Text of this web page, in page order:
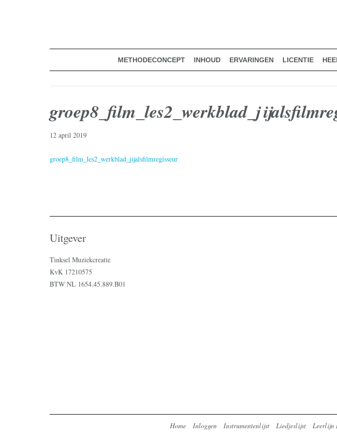
METHODECONCEPT INHOUD ERVARINGEN LICENTIE
12 april 2019
groep8_film_les2_werkblad_jijalsfilmregisseur
Uitgever
Tinksel Muziekcreatie
KvK 17210575
BTW NL 1654.45.889.B01
Home Inloggen Instrumentenlijst Liedjeslijst Leerlijn